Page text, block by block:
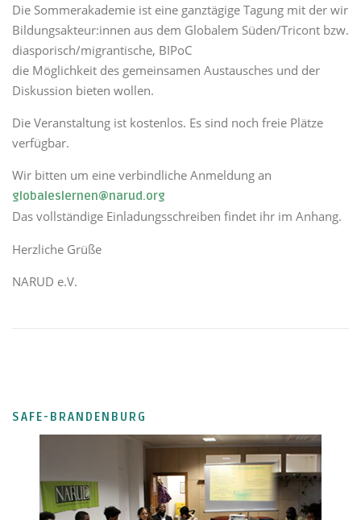
Die Sommerakademie ist eine ganztägige Tagung mit der wir
Bildungsakteur:innen aus dem Globalem Süden/Tricont bzw.
diasporisch/migrantische, BIPoC
die Möglichkeit des gemeinsamen Austausches und der
Diskussion bieten wollen.
Die Veranstaltung ist kostenlos. Es sind noch freie Plätze
verfügbar.
Wir bitten um eine verbindliche Anmeldung an
globaleslernen@narud.org
Das vollständige Einladungsschreiben findet ihr im Anhang.
Herzliche Grüße
NARUD e.V.
SAFE-BRANDENBURG